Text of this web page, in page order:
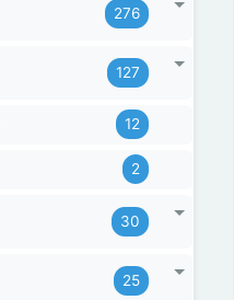
276
127
12
2
30
25